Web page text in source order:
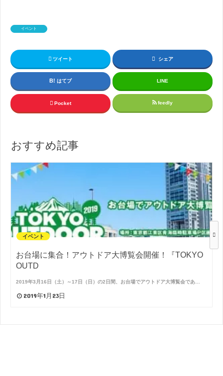
イベント
ツイート シェア
はてブ LINE
Pocket feedly
おすすめ記事
イベント
お台場に集合！アウトドア大博覧会開催！『TOKYO
OUTD
2019年3月16日（土）～17日（日）の2日間、お台場でアウトドア大博覧会であ…
2019年1月23日